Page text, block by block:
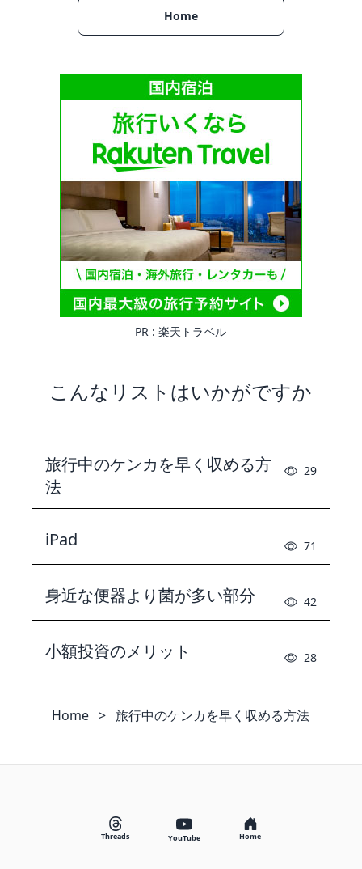
Home
PR :楽天トラベル
こんなリストはいかがですか
旅行中のケンカを早く収める方
法
29
iPad 71
身近な便器より菌が多い部分 42
小額投資のメリット 28
Home > 旅行中のケンカを早く収める方法
Threads YouTube Home